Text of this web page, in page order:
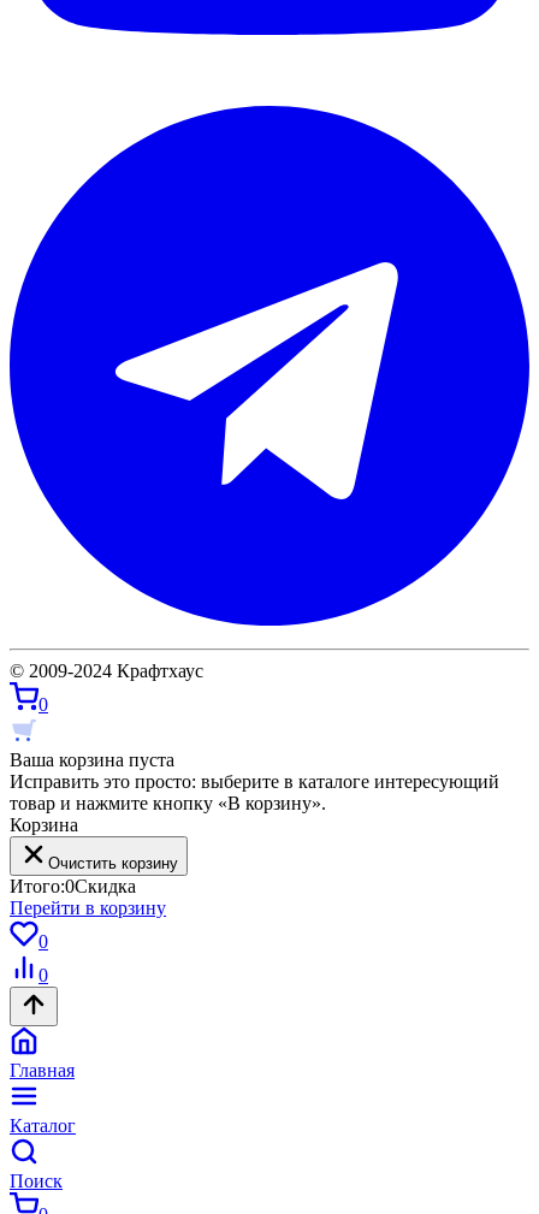
© 2009-2024 Крафтхаус
0
Ваша корзина пуста
Исправить это просто: выберите в каталоге интересующий
товар и нажмите кнопку «В корзину».
Корзина
Очистить корзину
Итого:0Скидка
Перейти в корзину
0
0
Главная
Каталог
Поиск